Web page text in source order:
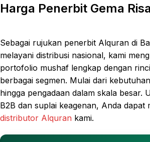
Harga Penerbit Gema
Sebagai rujukan penerbit Alquran di
melayani distribusi nasional, kami
portofolio mushaf lengkap dengan
berbagai segmen. Mulai dari
hingga pengadaan dalam skala besar.
B2B dan suplai keagenan, Anda dapat
distributor Alquran kami.